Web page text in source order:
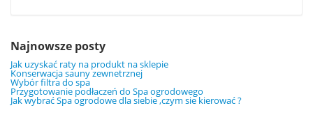
Najnowsze posty
Jak uzyskać raty na produkt na sklepie
Konserwacja sauny zewnetrznej
Wybór filtra do spa
Przygotowanie podłaczeń do Spa ogrodowego
Jak wybrać Spa ogrodowe dla siebie ,czym sie kierować ?